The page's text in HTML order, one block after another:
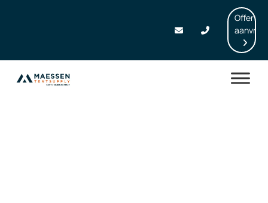
Offerte